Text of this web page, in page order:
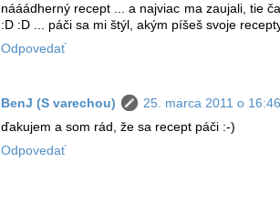
nááádherný recept ... a najviac ma zaujali, tie
:D :D ... páči sa mi štýl, akým píšeš svoje
Odpovedať
BenJ (S varechou)
25. marca 2011 o 16:46
ďakujem a som rád, že sa recept páči :-)
Odpovedať